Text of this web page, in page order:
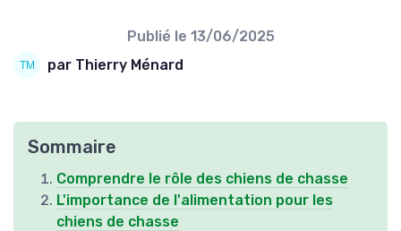
Publié le 13/06/2025
par Thierry Ménard
Sommaire
Comprendre le rôle des chiens de chasse
L'importance de l'alimentation pour les
chiens de chasse